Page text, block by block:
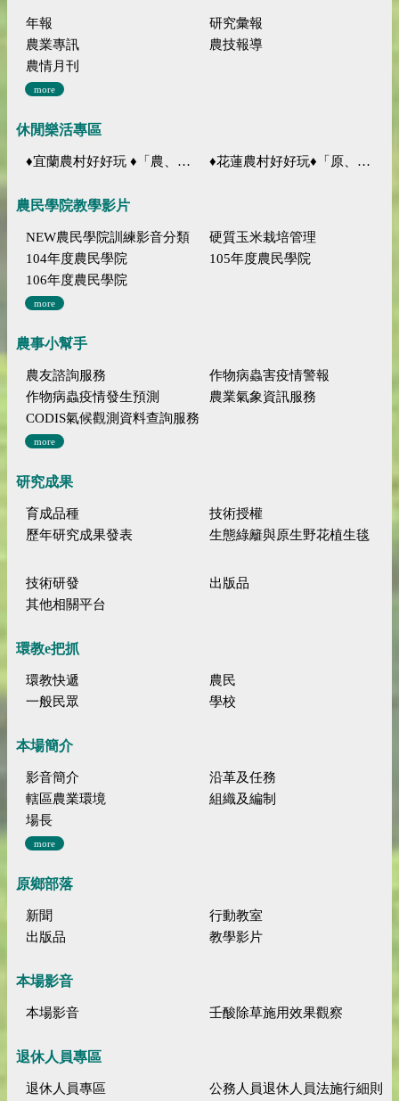
年報
研究彙報
農業專訊
農技報導
農情月刊
more
休閒樂活專區
♦宜蘭農村好好玩 ♦「農、藝、山、水」四條遊程推薦 ♦花蓮農村好好玩♦「原、生、慢、活」四條遊程推薦
農民學院教學影片
NEW農民學院訓練影音分類
硬質玉米栽培管理
104年度農民學院
105年度農民學院
106年度農民學院
more
農事小幫手
農友諮詢服務
作物病蟲害疫情警報
作物病蟲疫情發生預測
農業氣象資訊服務
CODIS氣候觀測資料查詢服務
more
研究成果
育成品種
技術授權
歷年研究成果發表
生態綠籬與原生野花植生毯
技術研發
出版品
其他相關平台
環教e把抓
環教快遞
農民
一般民眾
學校
本場簡介
影音簡介
沿革及任務
轄區農業環境
組織及編制
場長
more
原鄉部落
新聞
行動教室
出版品
教學影片
本場影音
本場影音 壬酸除草施用效果觀察
退休人員專區
退休人員專區
公務人員退休人員法施行細則